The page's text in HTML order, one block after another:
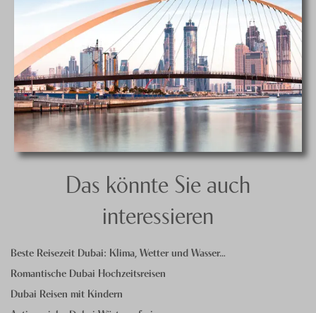
Das könnte Sie auch
interessieren
Beste Reisezeit Dubai: Klima, Wetter und Wasser…
Romantische Dubai Hochzeitsreisen
Dubai Reisen mit Kindern